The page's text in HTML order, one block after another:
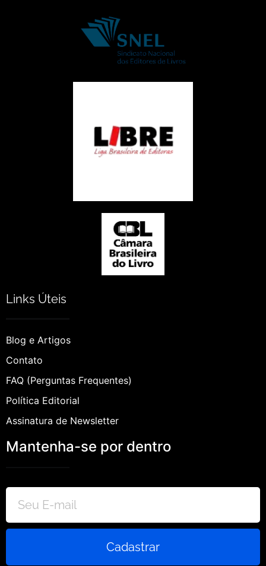
Links Úteis
Blog e Artigos
Contato
FAQ (Perguntas Frequentes)
Política Editorial
Assinatura de Newsletter
Mantenha-se por dentro
Cadastrar